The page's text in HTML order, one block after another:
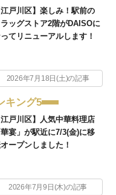
江戸川区】楽しみ！駅前の
ラッグストア2階がDAISOに
てリニューアルします！
2026年7月18日(土)の記事
キング5
江戸川区】人気中華料理店
華宴」が駅近に7/3(金)に移
ープンしました！
2026年7月9日(木)の記事